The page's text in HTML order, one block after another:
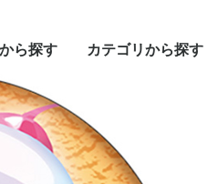
ら探す カテゴリから探す